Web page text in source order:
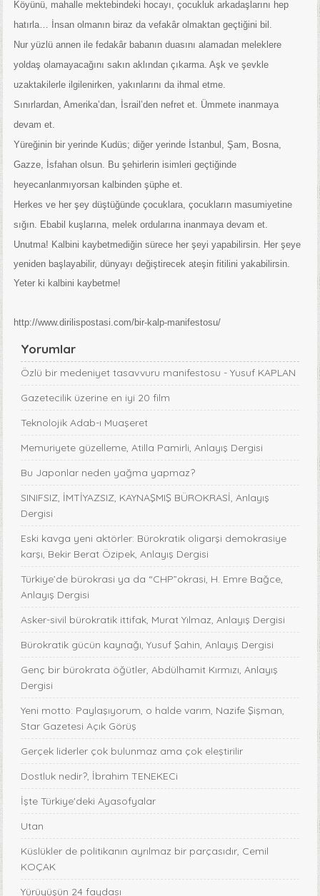
Köyünü, mahalle mektebindeki hocayı, çocukluk arkadaşlarını hep
hatırla… İnsan olmanın biraz da vefakâr olmaktan geçtiğini bil.
Nur yüzlü annen ile fedakâr babanın duasını alamadan meleklere
yoldaş olamayacağını sakın aklından çıkarma. Aşk ve şevkle
uzaktakilerle ilgilenirken, yakınlarını da ihmal etme.
Sınırlardan, Amerika’dan, İsrail’den nefret et. Ümmete inanmaya
devam et.
Yüreğinin bir yerinde Kudüs; diğer yerinde İstanbul, Şam, Bosna,
Gazze, İsfahan olsun. Bu şehirlerin isimleri geçtiğinde
heyecanlanmıyorsan kalbinden şüphe et.
Herkes ve her şey düştüğünde çocuklara, çocukların masumiyetine
sığın. Ebabil kuşlarına, melek ordularına inanmaya devam et.
Unutma! Kalbini kaybetmediğin sürece her şeyi yapabilirsin. Her şeye
yeniden başlayabilir, dünyayı değiştirecek ateşin fitilini yakabilirsin.
Yeter ki kalbini kaybetme!
http://www.dirilispostasi.com/bir-kalp-manifestosu/
Yorumlar
Özlü bir medeniyet tasavvuru manifestosu - Yusuf KAPLAN
Gazetecilik üzerine en iyi 20 film
Teknolojik Adab-ı Muaşeret
Memuriyete güzelleme, Atilla Pamirli, Anlayış Dergisi
Bu Japonlar neden yağma yapmaz?
SINIFSIZ, İMTİYAZSIZ, KAYNAŞMIŞ BÜROKRASİ, Anlayış
Dergisi
Eski kavga yeni aktörler: Bürokratik oligarşi demokrasiye
karşı, Bekir Berat Özipek, Anlayış Dergisi
Türkiye’de bürokrasi ya da “CHP”okrasi, H. Emre Bağce,
Anlayış Dergisi
Asker-sivil bürokratik ittifak, Murat Yılmaz, Anlayış Dergisi
Bürokratik gücün kaynağı, Yusuf Şahin, Anlayış Dergisi
Genç bir bürokrata öğütler, Abdülhamit Kırmızı, Anlayış
Dergisi
Yeni motto: Paylaşıyorum, o halde varım, Nazife Şişman,
Star Gazetesi Açık Görüş
Gerçek liderler çok bulunmaz ama çok eleştirilir
Dostluk nedir?, İbrahim TENEKECi
İşte Türkiye'deki Ayasofyalar
Utan
Küslükler de politikanın ayrılmaz bir parçasıdır, Cemil
KOÇAK
Yürüyüşün 24 faydası